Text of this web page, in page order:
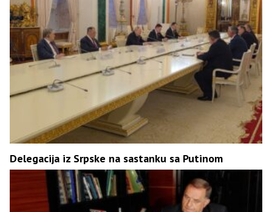
Delegacija iz Srpske na sastanku sa Putinom